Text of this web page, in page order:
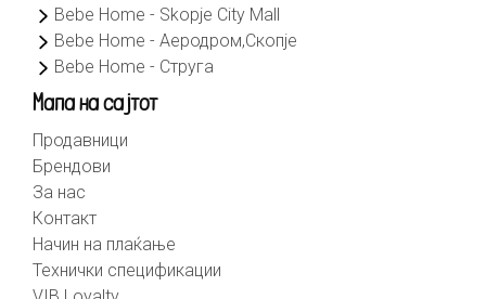
Bebe Home - Skopje City Mall
Bebe Home - Аеродром,Скопје
Bebe Home - Струга
Мапа на сајтот
Продавници
Брендови
За нас
Контакт
Начин на плаќање
Технички спецификации